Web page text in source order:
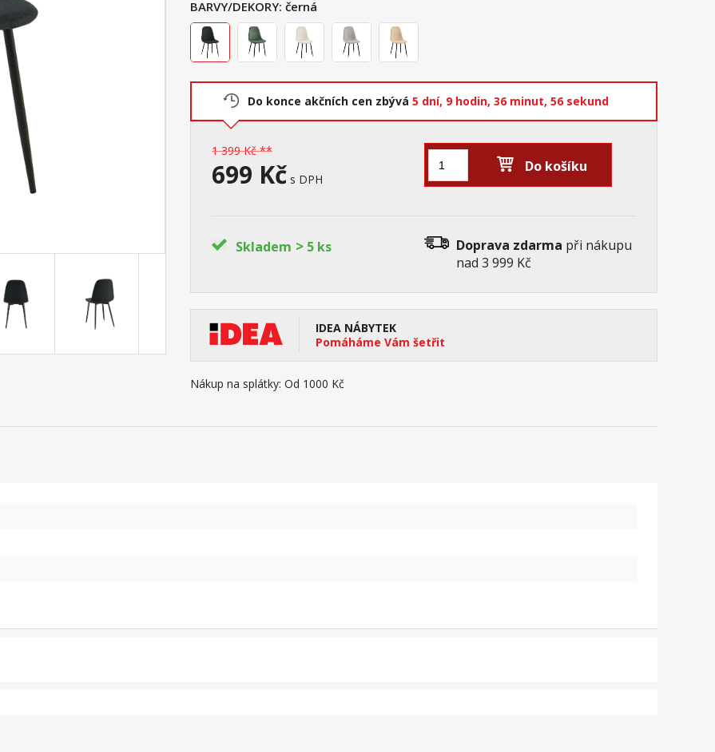
BARVY/DEKORY: černá
Do konce akčních cen zbývá 5 dní, 9 hodin, 36 minut, 55 sekund
1 399 Kč **
699 Kč s DPH
Do košíku
Skladem > 5 ks Doprava zdarma při nákupu
nad 3 999 Kč
IDEA NÁBYTEK
Pomáháme Vám šetřit
Nákup na splátky: Od 1000 Kč